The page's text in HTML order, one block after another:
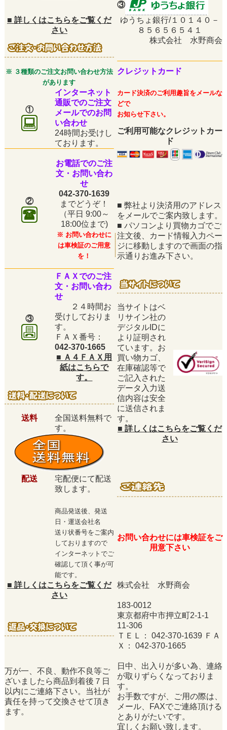
③
■ 詳しくはこちらをご覧くだ
さい
ゆうちょ銀行/１０１４０－
８５６５６５４１
株式会社 水野商会
※ ３種類のご注文お問い合わせ方法
があります
クレジットカード
①
インターネット
通販でのご注文
メールでのお問
い合わせ
24時間お受けし
ております。
カード決済のご利用趣旨をメールな
どで
お知らせ下さい。
ご利用可能なクレジットカー
ド
②
お電話でのご注
文・お問い合わ
せ
042-370-1639
までどうぞ！
（平日 9:00～
18:00位まで)
※ お問い合わせに
は車検証のご用意
を！
■ 弊社より決済用のアドレス
をメールでご案内致します。
■ パソコンより買物カゴでご
注文後、カード情報入力ペー
ジに移動しますので画面の指
示通りお進み下さい。
③
ＦＡＸでのご注
文・お問い合わ
せ
２４時間お
受けしておりま
す。
ＦＡＸ番号：
042-370-1665
当サイトはベ
リサイン社の
デジタルIDに
より証明され
ています。お
買い物カゴ、
在庫確認等で
ご記入された
データ入力送
信内容は安全
に送信されま
す。
■ 詳しくはこちらをご覧くだ
さい
■ Ａ４ＦＡＸ用
紙はこちらで
す。
送料
全国送料無料で
す。
配送
宅配便にて配送
致します。
商品発送後、発送
日・運送会社名
送り状番号をご案内
しておりますので
インターネットでご
確認して頂く事が可
能です。
お問い合わせには車検証をご
用意下さい
■ 詳しくはこちらをご覧くだ
さい
株式会社 水野商会
183-0012
東京都府中市押立町2-1-1
11-306
ＴＥＬ： 042-370-1639 ＦＡ
Ｘ： 042-370-1665
日中、出入りが多い為、連絡
が取りずらくなっておりま
す。
お手数ですが、ご用の際は、
メール、FAXでご連絡頂ける
とありがたいです。
宜しくお願い致します。
万が一、不良、動作不良等ご
ざいましたら商品到着後７日
以内にご連絡下さい。当社が
責任を持って交換させて頂き
ます。